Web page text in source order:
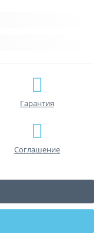
Гарантия
Соглашение